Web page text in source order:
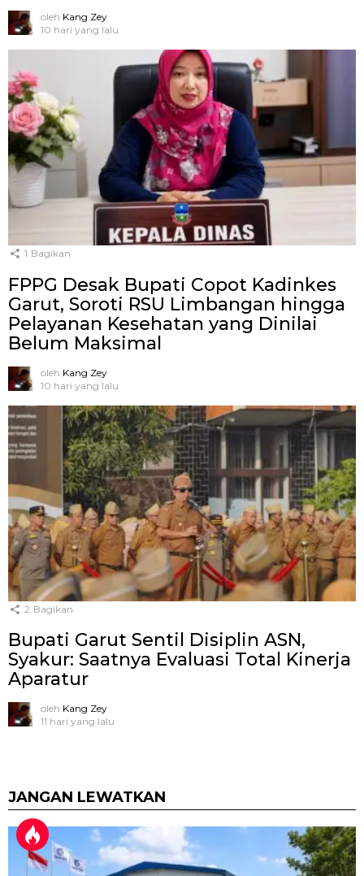
oleh Kang Zey
10 hari yang lalu
1 Bagikan
FPPG Desak Bupati Copot Kadinkes
Garut, Soroti RSU Limbangan hingga
Pelayanan Kesehatan yang Dinilai
Belum Maksimal
oleh Kang Zey
10 hari yang lalu
2 Bagikan
Bupati Garut Sentil Disiplin ASN,
Syakur: Saatnya Evaluasi Total Kinerja
Aparatur
oleh Kang Zey
11 hari yang lalu
JANGAN LEWATKAN